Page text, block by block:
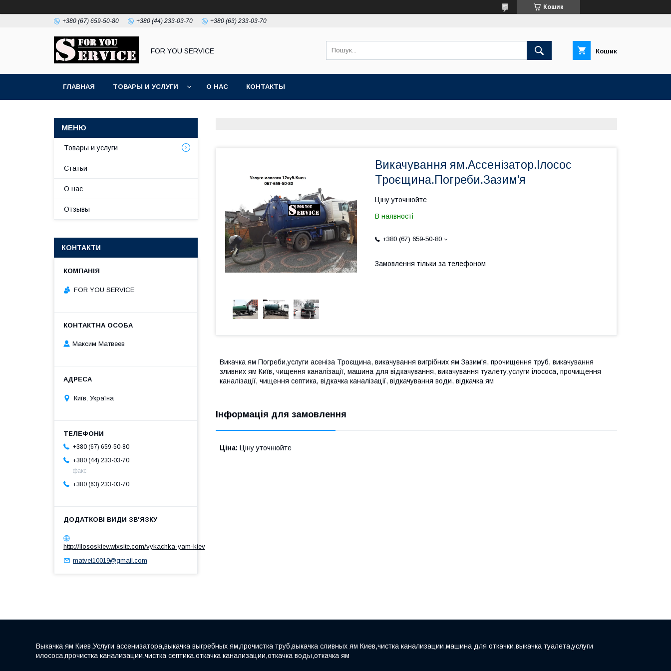
Кошик
+380 (67) 659-50-80 +380 (44) 233-03-70 +380 (63) 233-03-70
FOR YOU SERVICE Кошик
ГЛАВНАЯ ТОВАРЫ И УСЛУГИ О НАС КОНТАКТЫ
Викачування ям.Ассенізатор.Ілосос
Троєщина.Погреби.Зазим'я
Ціну уточнюйте
В наявності
+380 (67) 659-50-80
Замовлення тільки за телефоном
Викачка ям Погреби,услуги асеніза Троєщина, викачування вигрібних ям Зазим'я, прочищення труб, викачування
зливних ям Київ, чищення каналізації, машина для відкачування, викачування туалету,услуги ілососа, прочищення
каналізації, чищення септика, відкачка каналізації, відкачування води, відкачка ям
Інформація для замовлення
Ціна: Ціну уточнюйте
Товары и услуги
Статьи
О нас
Отзывы
КОНТАКТИ
FOR YOU SERVICE
Максим Матвеев
Київ, Україна
+380 (67) 659-50-80
+380 (44) 233-03-70
факс
+380 (63) 233-03-70
http://ilososkiev.wixsite.com/vykachka-yam-kiev
matvei10019@gmail.com
Выкачка ям Киев,Услуги ассенизатора,выкачка выгребных ям,прочистка труб,выкачка сливных ям Киев,чистка канализации,машина для откачки,выкачка туалета,услуги
илососа,прочистка канализации,чистка септика,откачка канализации,откачка воды,откачка ям